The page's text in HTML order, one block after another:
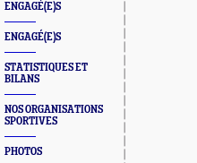
ENGAGÉ(E)S
ENGAGÉ(E)S
STATISTIQUES ET
BILANS
NOS ORGANISATIONS
SPORTIVES
PHOTOS